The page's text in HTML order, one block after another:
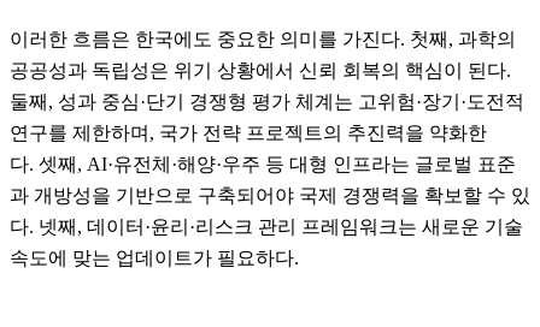
이러한 흐름은 한국에도 중요한 의미를 가진다. 첫째, 과학의
공공성과 독립성은 위기 상황에서 신뢰 회복의 핵심이 된다.
둘째, 성과 중심·단기 경쟁형 평가 체계는 고위험·장기·도전적
연구를 제한하며, 국가 전략 프로젝트의 추진력을 약화한
다. 셋째, AI·유전체·해양·우주 등 대형 인프라는 글로벌 표준
과 개방성을 기반으로 구축되어야 국제 경쟁력을 확보할 수 있
다. 넷째, 데이터·윤리·리스크 관리 프레임워크는 새로운 기술
속도에 맞는 업데이트가 필요하다.